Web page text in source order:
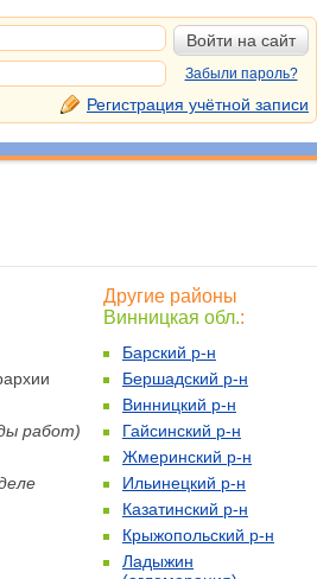
Забыли пароль?
Регистрация учётной записи
работ)
Другие районы
Винницкая обл.:
Барский р-н
Бершадский р-н
Винницкий р-н
Гайсинский р-н
Жмеринский р-н
Ильинецкий р-н
Казатинский р-н
Крыжопольский р-н
Ладыжин